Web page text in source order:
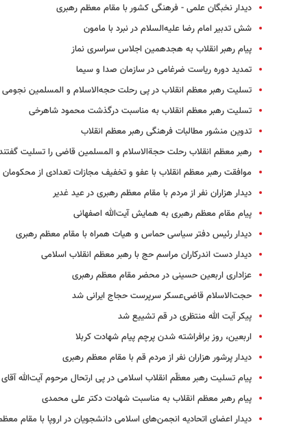
دیدار نخبگان علمی - فرهنگی کشور با مقام معظم رهبری
شش تدبیر امام رضا علیه‌السلام در نبرد با مامون
پیام رهبر انقلاب به هجدهمین اجلاس سراسری نماز
تمدید دوره ریاست ضرغامی در سازمان صدا و سیما
تسلیت رهبر معظم انقلاب در پی رحلت حجه‌الاسلام و المسلمین نجومی
تسلیت رهبر معظم انقلاب به مناسبت درگذشت محمود شاهرخی
تدوین منشور‌ مطالبات فرهنگی رهبر معظم انقلاب
رهبر معظم انقلاب رحلت حجة‌الاسلام و المسلمین قاضی را تسلیت
موافقت رهبر معظم انقلاب با عفو و تخفیف مجازات تعدادی از محکومان
دیدار هزاران نفر از مردم با مقام معظم رهبری در عید غدیر
پیام مقام معظم رهبری به همایش آیت‌الله اصفهانی
دیدار رئیس دفتر سیاسی حماس و هیات همراه با مقام معظم رهبری
دیدار دست اندرکاران مراسم حج با رهبر معظم انقلاب اسلامی
عزاداری اربعین حسینی در محضر مقام معظم رهبری
حجت‌الاسلام قاضی‌عسکر سرپرست حجاج ایرانی شد
پیکر آیت الله منتظری در قم تشییع شد
اربعین، روز برافراشته شدن پرچم پیام شهادت کربلا
دیدار پرشور هزاران نفر از مردم قم با مقام معظم رهبری
پیام تسلیت رهبر معظّم انقلاب اسلامی در پی ارتحال مرحوم آیت‌الله
پیام رهبر معظم انقلاب به مناسبت شهادت دکتر علی محمدی
دیدار اعضای اتحادیه انجمن‌های اسلامی دانشجویان در اروپا با مقام